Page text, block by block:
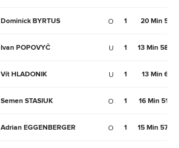
Dominick BYRTUS O 1 20 Min
Ivan POPOVYČ U 1 13 Min
Vít HLADONIK U 1 13 Min
Semen STASIUK O 1 16 Min
Adrian EGGENBERGER O 1 15 Min